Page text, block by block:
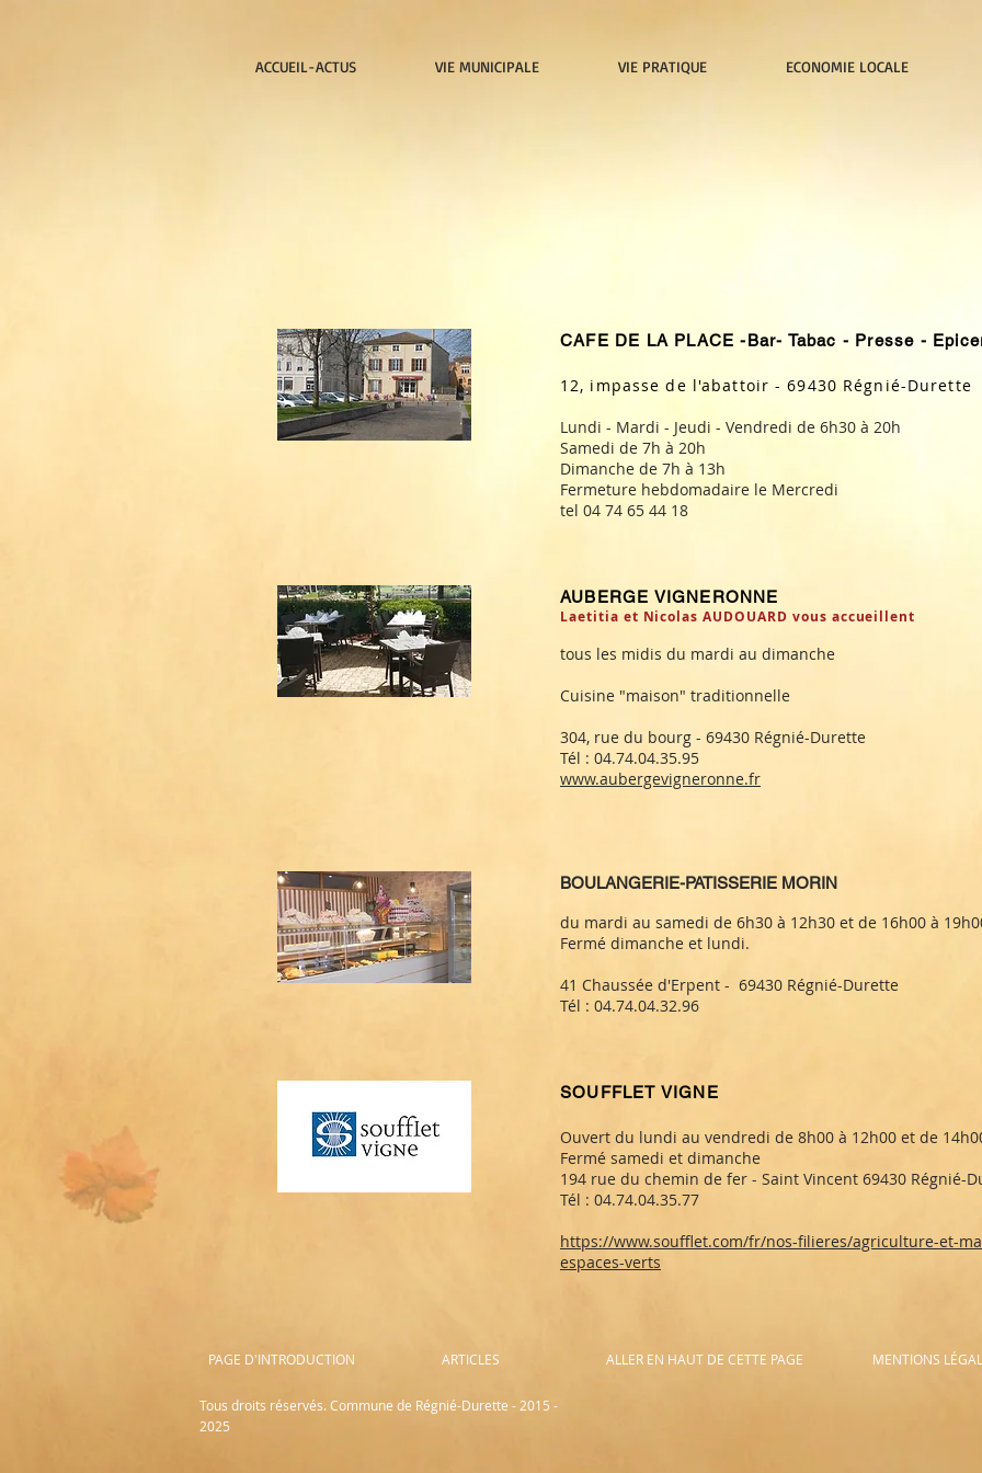
ACCUEIL-ACTUS VIE MUNICIPALE VIE PRATIQUE ECONOMIE LOCALE
CAFE DE LA PLACE -Bar- Tabac - Presse -
12, impasse de l'abattoir - 69430 Régnié-Durette
Lundi - Mardi - Jeudi - Vendredi de 6h30 à 20h
Samedi de 7h à 20h
Dimanche de 7h à 13h
Fermeture hebdomadaire le Mercredi
tel 04 74 65 44 18
AUBERGE VIGNERONNE
Laetitia et Nicolas AUDOUARD vous accueillent
tous les midis du mardi au dimanche
Cuisine "maison" traditionnelle
304, rue du bourg - 69430 Régnié-Durette
Tél : 04.74.04.35.95
www.aubergevigneronne.fr
BOULANGERIE-PATISSERIE MORIN
du mardi au samedi de 6h30 à 12h30 et de 16h00 à
Fermé dimanche et lundi.
​41 Chaussée d'Erpent - 69430 Régnié-Durette
Tél : 04.74.04.32.96
SOUFFLET VIGNE
Ouvert du lundi au vendredi de 8h00 à 12h00 et de
Fermé samedi et dimanche
194 rue du chemin de fer - Saint Vincent 69430 Régnié-
Tél : 04.74.04.35.77
https://www.soufflet.com/fr/nos-filieres/agriculture-et-
espaces-verts
PAGE D'INTRODUCTION ARTICLES ALLER EN HAUT DE CETTE PAGE MENTIONS
Tous droits réservés. Commune de Régnié-Durette - 2015 -
2025